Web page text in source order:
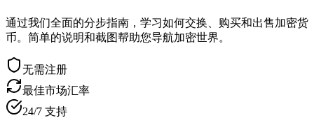
通过我们全面的分步指南，学习如何交换、购买和出售加密货
币。简单的说明和截图帮助您导航加密世界。
无需注册
最佳市场汇率
24/7 支持